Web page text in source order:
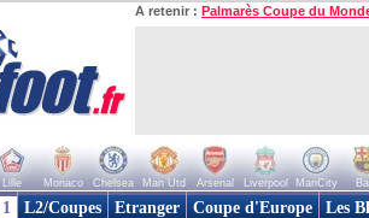
A retenir : Palmarès Coupe du
Lille Monaco Chelsea Man Utd Arsenal Liverpool ManCity
L2/Coupes Etranger Coupe d'Europe Les